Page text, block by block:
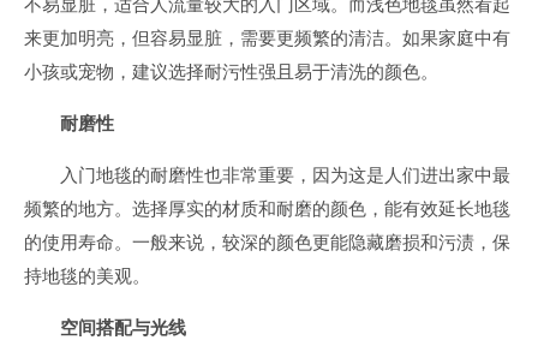
来更加明亮，但容易显脏，需要更频繁的清洁。如果家庭中有
小孩或宠物，建议选择耐污性强且易于清洗的颜色。
耐磨性
入门地毯的耐磨性也非常重要，因为这是人们进出家中最
频繁的地方。选择厚实的材质和耐磨的颜色，能有效延长地毯
的使用寿命。一般来说，较深的颜色更能隐藏磨损和污渍，保
持地毯的美观。
空间搭配与光线